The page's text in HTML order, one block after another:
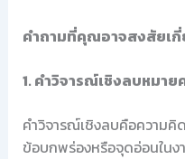
คำถามที่คุณอาจสงสัยเ
1. คำวิจารณ์เชิงลบหมาย
คำวิจารณ์เชิงลบคือความคิ
ข้อบกพร่องหรือจุดอ่อนใน